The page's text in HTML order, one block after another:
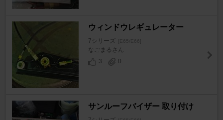
ウィンドウレギュレーター
7シリーズ [E65/E66]
なごまるさん
3
0
サンルーフバイザー 取り付け